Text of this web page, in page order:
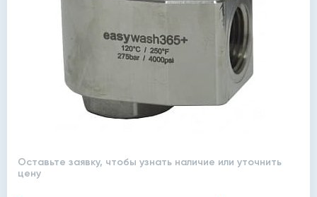
Оставьте заявку, чтобы узнать наличие или уточнить
цену